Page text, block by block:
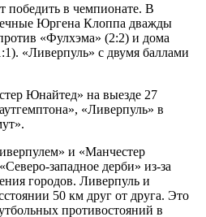
победить в чемпионате. В
Юргена Клоппа дважды
«Фулхэма» (2:2) и дома
«Ливерпуль» с двумя баллами
Юнайтед» на выезде 27
«Ливерпуль» в
и «Манчестер
западное дерби» из-за
городов. Ливерпуль и
50 км друг от друга. Это
противостояний в